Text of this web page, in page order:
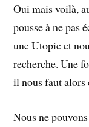
Oui mais voilà,
pousse à ne pas
une Utopie et
recherche. Une
il nous faut alors
Nous ne